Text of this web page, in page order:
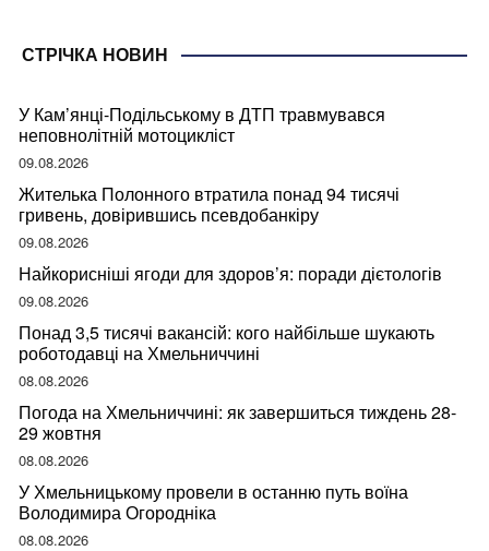
СТРІЧКА НОВИН
У Кам’янці-Подільському в ДТП травмувався
неповнолітній мотоцикліст
09.08.2026
Жителька Полонного втратила понад 94 тисячі
гривень, довірившись псевдобанкіру
09.08.2026
Найкорисніші ягоди для здоров’я: поради дієтологів
09.08.2026
Понад 3,5 тисячі вакансій: кого найбільше шукають
роботодавці на Хмельниччині
08.08.2026
Погода на Хмельниччині: як завершиться тиждень 28-
29 жовтня
08.08.2026
У Хмельницькому провели в останню путь воїна
Володимира Огородніка
08.08.2026